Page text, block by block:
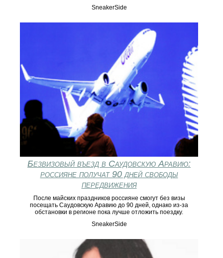
SneakerSide
Безвизовый въезд в Саудовскую Аравию:
россияне получат 90 дней свободы
передвижения
После майских праздников россияне смогут без визы
посещать Саудовскую Аравию до 90 дней, однако из-за
обстановки в регионе пока лучше отложить поездку.
SneakerSide